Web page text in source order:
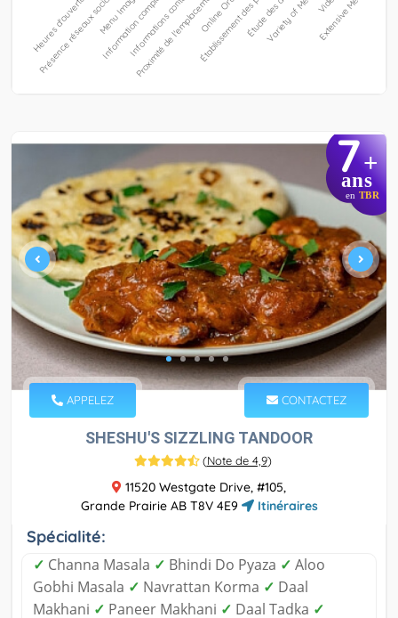
7+
ans
en TBR
APPELEZ CONTACTEZ
SHESHU'S SIZZLING TANDOOR
(Note de 4,9)
11520 Westgate Drive, #105,
Grande Prairie AB T8V 4E9
Itinéraires
Spécialité:
✓ Channa Masala ✓ Bhindi Do Pyaza ✓ Aloo
Gobhi Masala ✓ Navrattan Korma ✓ Daal
Makhani ✓ Paneer Makhani ✓ Daal Tadka ✓